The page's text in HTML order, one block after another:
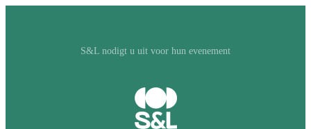
S&L nodigt u uit voor hun evenement